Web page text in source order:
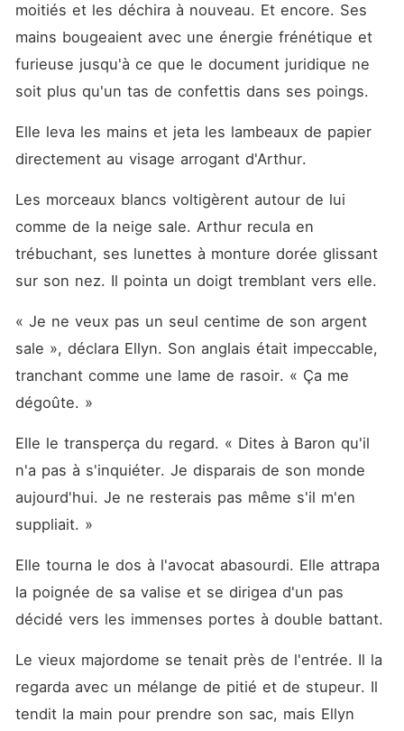
moitiés et les déchira à nouveau. Et encore. Ses
mains bougeaient avec une énergie frénétique et
furieuse jusqu'à ce que le document juridique ne
soit plus qu'un tas de confettis dans ses poings.
Elle leva les mains et jeta les lambeaux de papier
directement au visage arrogant d'Arthur.
Les morceaux blancs voltigèrent autour de lui
comme de la neige sale. Arthur recula en
trébuchant, ses lunettes à monture dorée glissant
sur son nez. Il pointa un doigt tremblant vers elle.
« Je ne veux pas un seul centime de son argent
sale », déclara Ellyn. Son anglais était impeccable,
tranchant comme une lame de rasoir. « Ça me
dégoûte. »
Elle le transperça du regard. « Dites à Baron qu'il
n'a pas à s'inquiéter. Je disparais de son monde
aujourd'hui. Je ne resterais pas même s'il m'en
suppliait. »
Elle tourna le dos à l'avocat abasourdi. Elle attrapa
la poignée de sa valise et se dirigea d'un pas
décidé vers les immenses portes à double battant.
Le vieux majordome se tenait près de l'entrée. Il la
regarda avec un mélange de pitié et de stupeur. Il
tendit la main pour prendre son sac, mais Ellyn